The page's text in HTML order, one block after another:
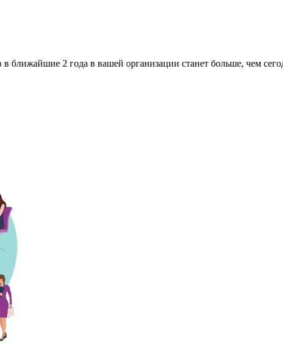
ближайшие 2 года в вашей организации станет больше, чем